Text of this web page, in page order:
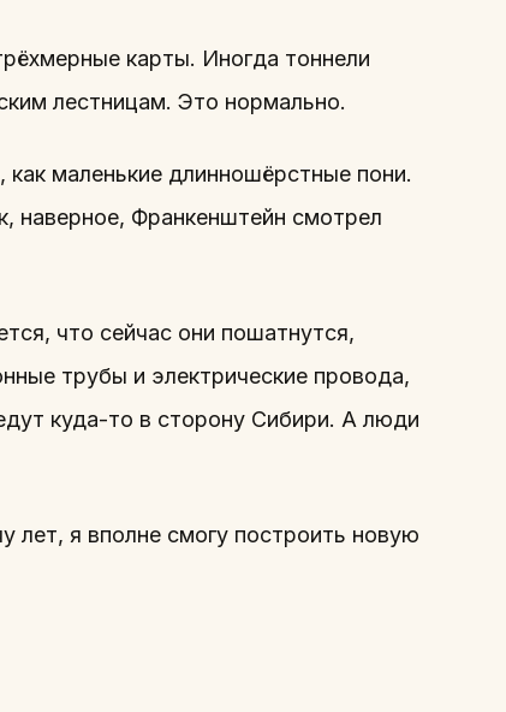
карты. Иногда тоннели
лестницам. Это нормально.
маленькие длинношёрстные пони.
наверное, Франкенштейн смотрел
что сейчас они пошатнутся,
трубы и электрические провода,
куда-то в сторону Сибири. А люди
лет, я вполне смогу построить новую